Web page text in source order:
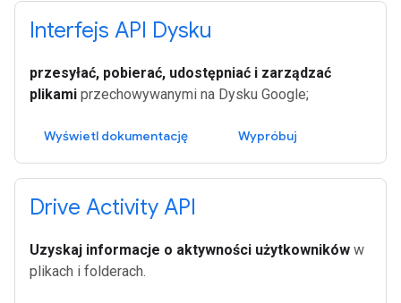
Interfejs API Dysku
przesyłać, pobierać, udostępniać i zarządzać
plikami przechowywanymi na Dysku Google;
Wyświetl dokumentację Wypróbuj
Drive Activity API
Uzyskaj informacje o aktywności użytkowników w
plikach i folderach.